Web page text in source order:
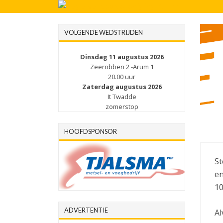
VOLGENDE WEDSTRIJDEN
Dinsdag 11 augustus 2026
Zeerobben 2 -Arum 1
20.00 uur
Zaterdag augustus 2026
It Twadde
zomerstop
HOOFDSPONSOR
ADVERTENTIE